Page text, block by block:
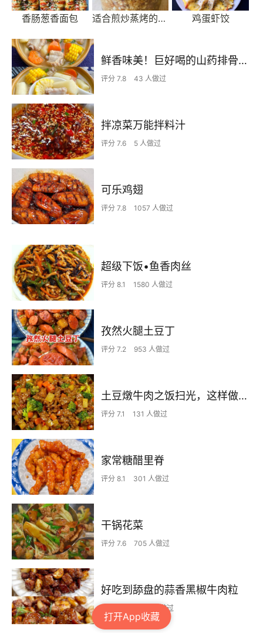
打开App收藏
香肠葱香面包 适合煎炒蒸烤的蒜蓉酱 鸡蛋虾饺
鲜香味美！巨好喝的山药排骨汤！！
评分 7.8 43 人做过
拌凉菜万能拌料汁
评分 7.6 5 人做过
可乐鸡翅
评分 7.8 1057 人做过
超级下饭•鱼香肉丝
评分 8.1 1580 人做过
孜然火腿土豆丁
评分 7.2 953 人做过
土豆燉牛肉之饭扫光，这样做也太香了吧，还没出锅已是浓香四溢了
评分 7.1 131 人做过
家常糖醋里脊
评分 8.1 301 人做过
干锅花菜
评分 7.6 705 人做过
好吃到舔盘的蒜香黑椒牛肉粒
1630 人做过